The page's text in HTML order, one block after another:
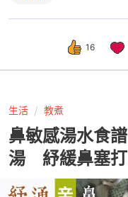
16
生活 教煮
鼻敏感湯水食
湯 紓緩鼻塞打